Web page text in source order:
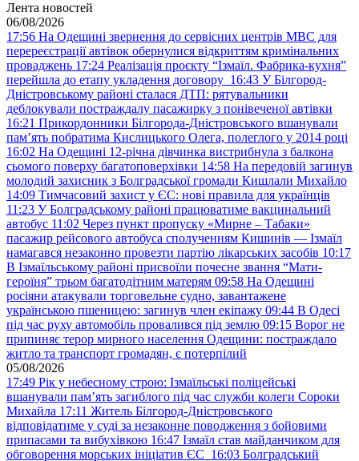
Лента новостей
06/08/2026
17:56 На Одещині звернення до сервісних центрів МВС для
перереєстрації автівок обернулися відкриттям кримінальних
проваджень 17:24 Реалізація проєкту “Ізмаїл. Фабрика-кухня”
перейшла до етапу укладення договору 16:43 У Білгород-
Дністровському районі сталася ДТП: рятувальники
деблокували постраждалу пасажирку з понівеченої автівки
16:21 Прикордонники Білгорода-Дністровського вшанували
пам’ять побратима Кислицького Олега, полеглого у 2014 році
16:02 На Одещині 12-річна дівчинка вистрибнула з балкона
сьомого поверху багатоповерхівки 14:58 На передовій загинув
молодий захисник з Болградської громади Кишлали Михайло
14:09 Тимчасовий захист у ЄС: нові правила для українців
11:23 У Болградському районі працюватиме вакцинальний
автобус 11:02 Через пункт пропуску «Мирне – Табаки»
пасажир рейсового автобуса сполученням Кишинів — Ізмаїл
намагався незаконно провезти партію лікарських засобів 10:17
В Ізмаїльському районі присвоїли почесне звання “Мати-
героїня” трьом багатодітним матерям 09:58 На Одещині
росіяни атакували торговельне судно, завантажене
українською пшеницею: загинув член екіпажу 09:44 В Одесі
під час руху автомобіль провалився під землю 09:15 Ворог не
припиняє терор мирного населення Одещини: постраждало
житло та транспорт громадян, є потерпілий
05/08/2026
17:49 Рік у небесному строю: Ізмаїльські поліцейські
вшанували пам’ять загиблого під час служби колеги Сороки
Михайла 17:11 Житель Білгород-Дністровського
відповідатиме у суді за незаконне поводження з бойовими
припасами та вибухівкою 16:47 Ізмаїл став майданчиком для
обговорення морських ініціатив ЄС 16:03 Болградський